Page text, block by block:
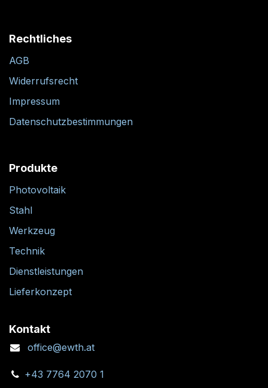
Rechtliches
AGB
Widerrufsrecht
Impressum
Datenschutzbestimmungen
Produkte
Photovoltaik
Stahl
Werkzeug
Technik
Dienstleistungen
Lieferkonzept
Kontakt
office@ewth.at
+43 7764 2070 1